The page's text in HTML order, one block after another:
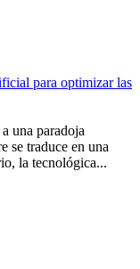
para optimizar las
una paradoja
se traduce en una
la tecnológica...